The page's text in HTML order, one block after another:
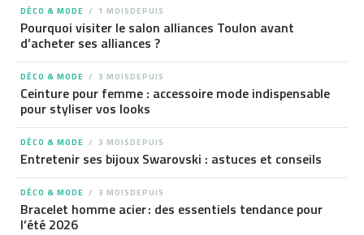
DÉCO & MODE 1 MOISDEPUIS
Pourquoi visiter le salon alliances Toulon avant
d’acheter ses alliances ?
DÉCO & MODE 3 MOISDEPUIS
Ceinture pour femme : accessoire mode indispensable
pour styliser vos looks
DÉCO & MODE 3 MOISDEPUIS
Entretenir ses bijoux Swarovski : astuces et conseils
DÉCO & MODE 3 MOISDEPUIS
Bracelet homme acier : des essentiels tendance pour
l’été 2026